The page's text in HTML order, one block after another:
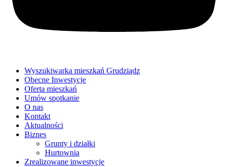
Wyszukiwarka mieszkań Grudziądz
Obecne Inwestycje
Oferta mieszkań
Umów spotkanie
O nas
Kontakt
Aktualności
Biznes
Grunty i działki
Hurtownia
Zrealizowane inwestycje